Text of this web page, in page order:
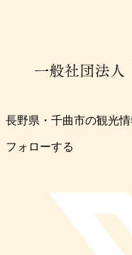
長野県・千曲市の観光
フォローする